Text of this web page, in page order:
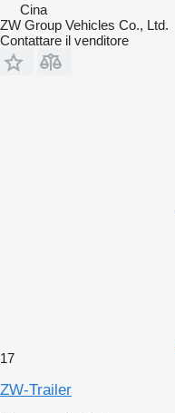
Cina
ZW Group Vehicles Co., Ltd.
Contattare il venditore
17
ZW-Trailer